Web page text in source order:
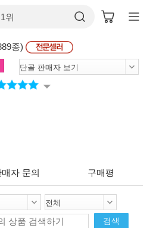
종)
매자 문의 구매평
검색